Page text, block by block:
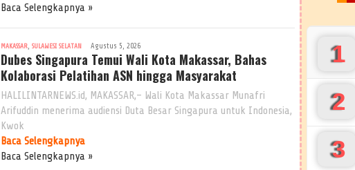
Baca Selengkapnya »
MAKASSAR, SULAWESI SELATAN Agustus 5, 2026
Dubes Singapura Temui Wali Kota Makassar, Bahas
Kolaborasi Pelatihan ASN hingga Masyarakat
HALILINTARNEWS.id, MAKASSAR,– Wali Kota Makassar Munafri
Arifuddin menerima audiensi Duta Besar Singapura untuk Indonesia,
Kwok
Baca Selengkapnya
Baca Selengkapnya »
1
2
3